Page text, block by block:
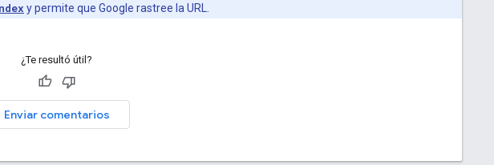
y permite que Google rastree la URL.
¿Te resultó útil?
Enviar comentarios